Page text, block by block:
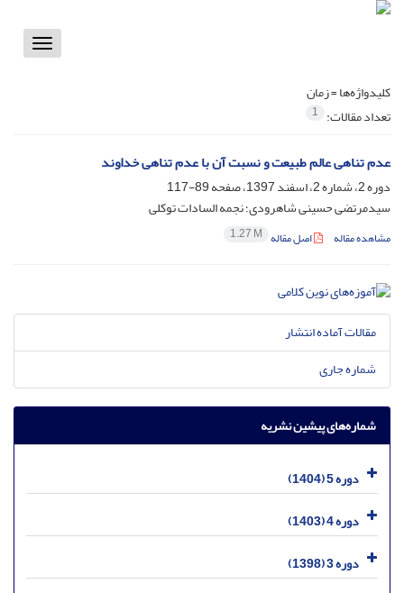
Toggle
کلیدواژه‌ها =زمان
تعداد مقالات: 1
عدم تناهی عالم طبیعت و نسبت آن با عدم تناهی خداوند
دوره 2، شماره 2، اسفند 1397، صفحه
89-117
سیدمرتضی حسینی شاهرودی؛ نجمه السادات توکلی
مشاهده مقاله اصل مقاله 1.27 M
مقالات آماده انتشار
شماره جاری
شماره‌های پیشین نشریه
دوره 5 (1404)
دوره 4 (1403)
دوره 3 (1398)